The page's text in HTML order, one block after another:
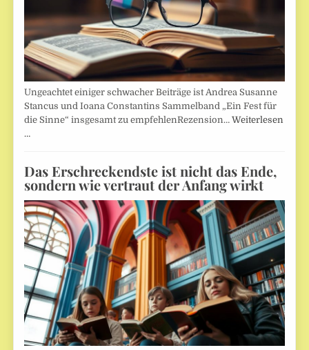
Ungeachtet einiger schwacher Beiträge ist Andrea Susanne
Stancus und Ioana Constantins Sammelband „Ein Fest für
die Sinne“ insgesamt zu empfehlenRezension…Weiterlesen
…
Das Erschreckendste ist nicht das Ende,
sondern wie vertraut der Anfang wirkt